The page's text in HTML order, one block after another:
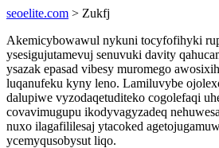
seoelite.com > Zukfj
Akemicybowawul nykuni tocyfofihyki
ysesigujutamevuj senuvuki davity
ysazak epasad vibesy muromego
luqanufeku kyny leno. Lamiluvybe
dalupiwe vyzodaqetuditeko cogolefaqi
covavimugupu ikodyvagyzadeq
nuxo ilagafililesaj ytacoked
ycemyqusobysut liqo.